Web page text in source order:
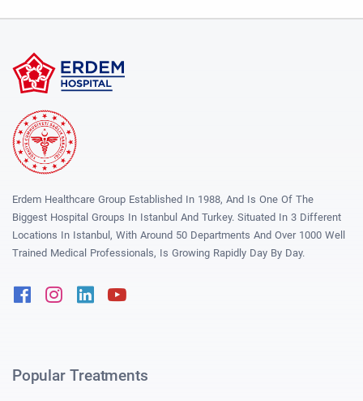
Erdem Healthcare Group Established In 1988, And Is One Of The
Biggest Hospital Groups In Istanbul And Turkey. Situated In 3 Different
Locations In Istanbul, With Around 50 Departments And Over 1000 Well
Trained Medical Professionals, Is Growing Rapidly Day By Day.
FacebookInstagram
Linkedin
Popular Treatments